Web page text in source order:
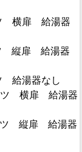
扉 給湯器
扉 給湯器
湯器なし
横扉 給湯器
縦扉 給湯器